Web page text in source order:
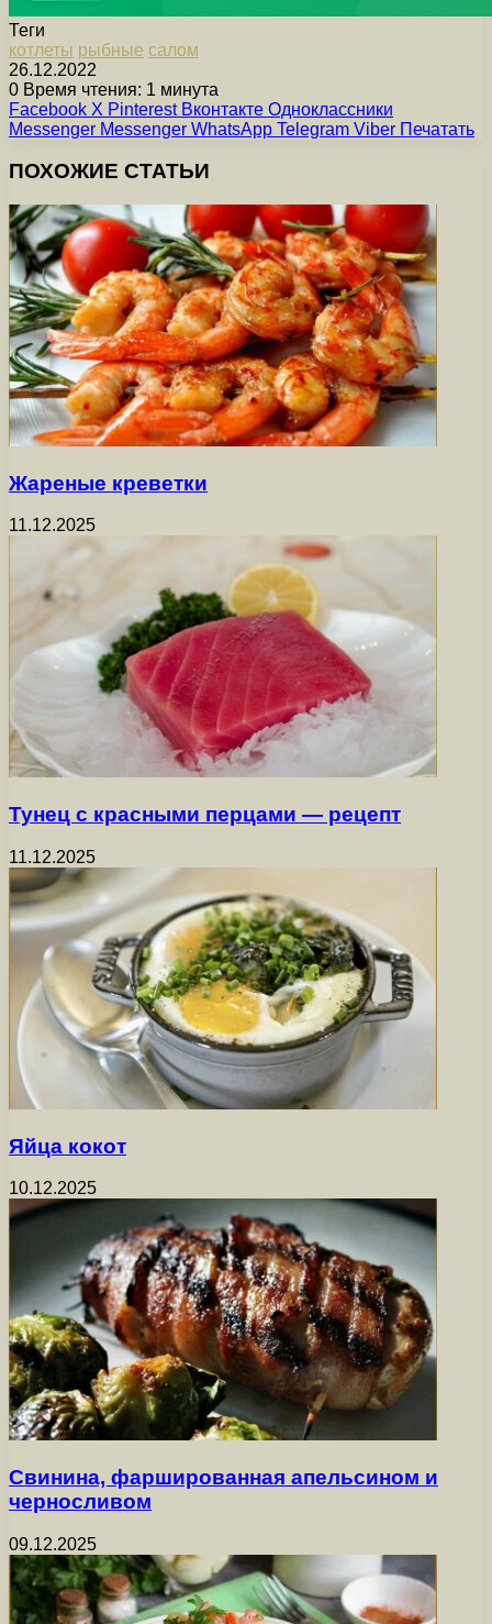
Теги
котлеты рыбные салом
26.12.2022
0 Время чтения: 1 минута
Facebook X Pinterest Вконтакте Одноклассники
Messenger Messenger WhatsApp Telegram Viber Печатать
ПОХОЖИЕ СТАТЬИ
Жареные креветки
11.12.2025
Тунец с красными перцами — рецепт
11.12.2025
Яйца кокот
10.12.2025
Свинина, фаршированная апельсином и
черносливом
09.12.2025